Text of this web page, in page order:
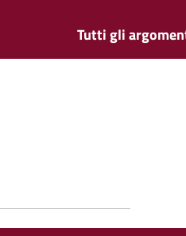
Tutti gli